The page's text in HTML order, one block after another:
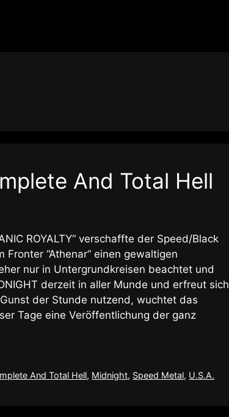
And Total Hell
ROYALTY“ verschaffte der Speed/Black
Fronter “Athenar“ einen gewaltigen
nur in Untergrundkreisen beachtet und
derzeit in aller Munde und erfreut sich
der Stunde nutzend, wuchtet das
Tage eine Veröffentlichung der ganz
And Total Hell, Midnight, Speed Metal, U.S.A.